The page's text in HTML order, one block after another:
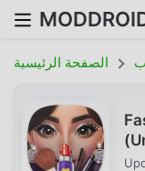
الصفحة الرئيسية